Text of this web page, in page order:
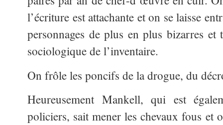
l’écriture est attachante et on se laisse
personnages de plus en plus bizarres et
sociologique de l’inventaire.
On frôle les poncifs de la drogue, du
Heureusement Mankell, qui est
policiers, sait mener les chevaux fous et